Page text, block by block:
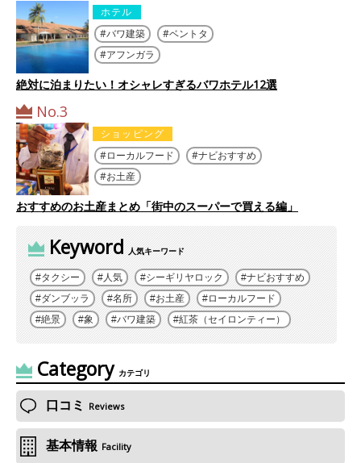
ホテル
バワ建築
ベントタ
アフンガラ
絶対に泊まりたい！オシャレすぎるバワホテル12選
No.3
ショッピング
ローカルフード
ナビおすすめ
お土産
おすすめのお土産まとめ「街中のスーパーで買える編」
Keyword 人気キーワード
タクシー 人気 シーギリヤロック
ナビおすすめ
ダンブッラ
名所 お土産
ローカルフード
絶景
象 バワ建築 紅茶（セイロンティー）
Category カテゴリ
口コミ Reviews
基本情報 Facility